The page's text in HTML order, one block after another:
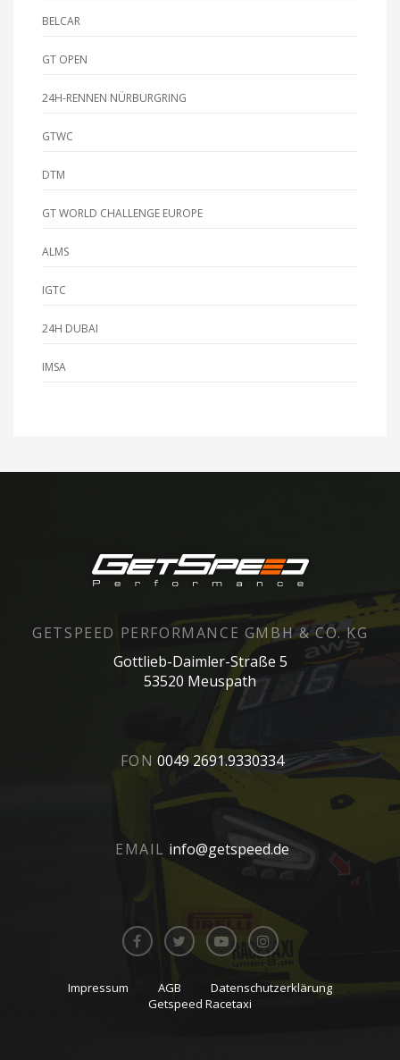
BELCAR
GT OPEN
24H-RENNEN NÜRBURGRING
GTWC
DTM
GT WORLD CHALLENGE EUROPE
ALMS
IGTC
24H DUBAI
IMSA
GETSPEED PERFORMANCE GMBH & CO. KG
Gottlieb-Daimler-Straße 5
53520 Meuspath
FON 0049 2691.9330334
EMAIL info@getspeed.de
Impressum AGB
Datenschutzerklärung
Getspeed Racetaxi